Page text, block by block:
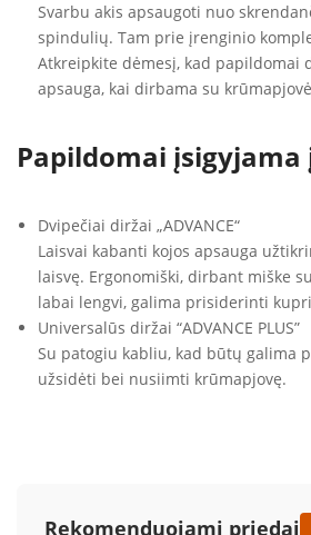
Svarbu akis apsaugoti nuo
spindulių. Tam prie įrenginio
Atkreipkite dėmesį, kad papildomai
apsauga, kai dirbama su
Papildomai įsigyjama
Dvipečiai diržai „ADVANCE“
Laisvai kabanti kojos apsauga
laisvę. Ergonomiški, dirbant miške
labai lengvi, galima prisiderinti
Universalūs diržai “ADVANCE PLUS”
Su patogiu kabliu, kad būtų galima
užsidėti bei nusiimti krūmapjovę.
Rekomenduojami priedai